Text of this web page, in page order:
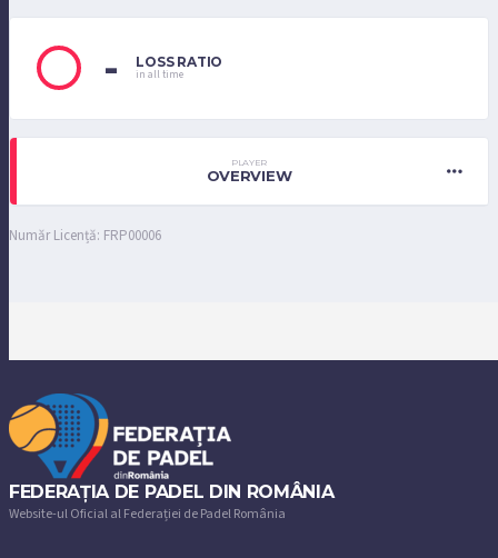
- LOSS RATIO
in all time
PLAYER
OVERVIEW
Număr Licență: FRP00006
FEDERAȚIA DE PADEL DIN ROMÂNIA
Website-ul Oficial al Federației de Padel România